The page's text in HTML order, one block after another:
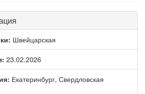
Швейцарская
23.02.2026
Екатеринбург, Свердловская